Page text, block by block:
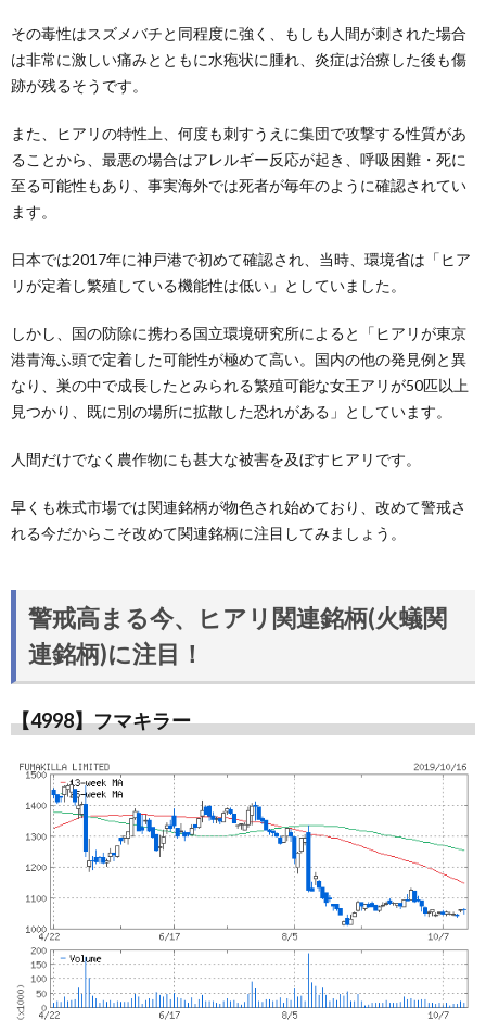
その毒性はスズメバチと同程度に強く、もしも人間が刺された場合
は非常に激しい痛みとともに水疱状に腫れ、炎症は治療した後も傷
跡が残るそうです。
また、ヒアリの特性上、何度も刺すうえに集団で攻撃する性質があ
ることから、最悪の場合はアレルギー反応が起き、呼吸困難・死に
至る可能性もあり、事実海外では死者が毎年のように確認されてい
ます。
日本では2017年に神戸港で初めて確認され、当時、環境省は「ヒア
リが定着し繁殖している機能性は低い」としていました。
しかし、国の防除に携わる国立環境研究所によると「ヒアリが東京
港青海ふ頭で定着した可能性が極めて高い。国内の他の発見例と異
なり、巣の中で成長したとみられる繁殖可能な女王アリが50匹以上
見つかり、既に別の場所に拡散した恐れがある」としています。
人間だけでなく農作物にも甚大な被害を及ぼすヒアリです。
早くも株式市場では関連銘柄が物色され始めており、改めて警戒さ
れる今だからこそ改めて関連銘柄に注目してみましょう。
警戒高まる今、ヒアリ関連銘柄(火蟻関
連銘柄)に注目！
【4998】フマキラー